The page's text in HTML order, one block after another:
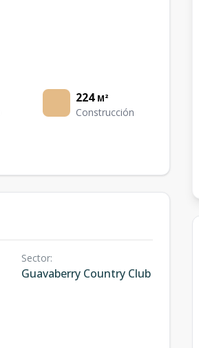
224 M²
Construcción
Sector:
Guavaberry Country Club